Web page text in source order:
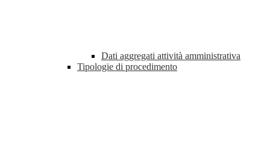
Dati aggregati attività amministrativa
Tipologie di procedimento